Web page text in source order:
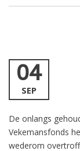
04
SEP
De onlangs
Vekemansfonds
wederom